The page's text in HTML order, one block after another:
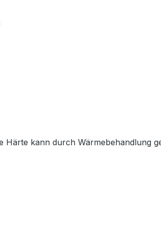
kann durch Wärmebehandlung